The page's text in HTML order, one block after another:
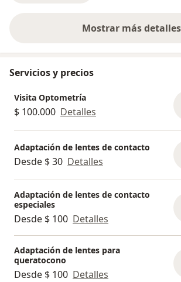
Mostrar más detalles
sobre la
Servicios y precios
Visita Optometría
$ 100.000 Detalles
Adaptación de lentes de contacto
Desde $ 30 Detalles
Adaptación de lentes de contacto
especiales
Desde $ 100 Detalles
Adaptación de lentes para
queratocono
Desde $ 100 Detalles